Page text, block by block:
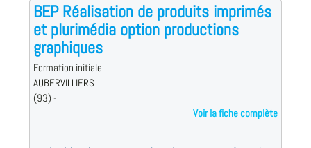
BEP Réalisation de produits imprimés
et plurimédia option productions
graphiques
Formation initiale
AUBERVILLIERS
(93) -
Voir la fiche complète